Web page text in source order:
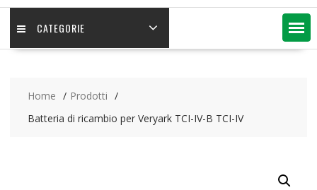
CATEGORIE
Home
Prodotti
Batteria di ricambio per Veryark TCI-IV-B TCI-IV